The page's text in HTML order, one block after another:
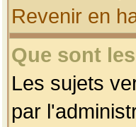
Revenir en
Que sont
Les sujets
par